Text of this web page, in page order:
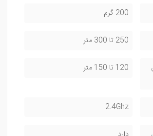
200 گرم
250 تا 300 متر
120 تا 150 متر
2.4Ghz